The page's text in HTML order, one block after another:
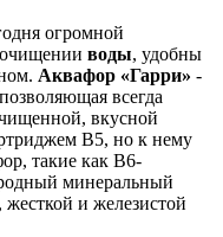
огромной
воды, удобны
Аквафор «Гарри» -
всегда
вкусной
В5, но к нему
такие как В6-
минеральный
и железистой